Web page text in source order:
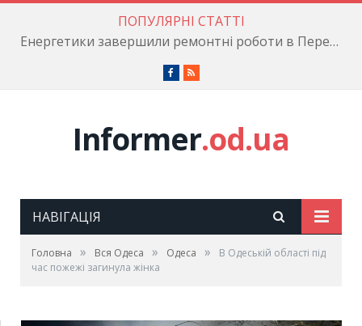
ПОПУЛЯРНІ СТАТТІ
Енергетики завершили ремонтні роботи в Пересипському районі
Facebook
RSS
Informer.od.ua
НАВІГАЦІЯ
Головна » Вся Одеса » Одеса »
В Одеській області під
час пожежі загинула жінка